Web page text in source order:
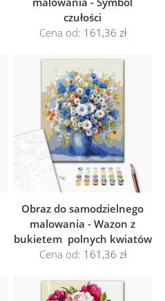
czułości
Cena od: 161,36 zł
Obraz do samodzielnego
malowania - Wazon z
bukietem polnych kwiatów
Cena od: 161,36 zł